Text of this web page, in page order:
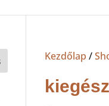
Kezdőlap /